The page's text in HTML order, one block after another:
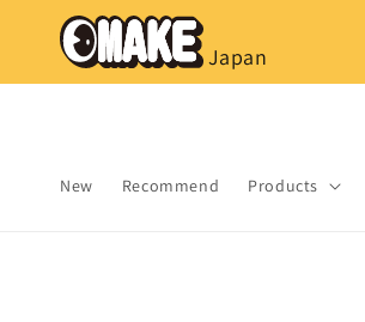
ンツに
進む
Japan
New Recommend Products